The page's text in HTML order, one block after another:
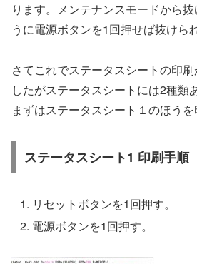
ります。メンテナンスモードから
うに電源ボタンを1回押せば抜けら
さてこれでステータスシートの印
したがステータスシートには2種類
まずはステータスシート１のほうを
ステータスシート1 印刷手順
リセットボタンを1回押す。
電源ボタンを1回押す。